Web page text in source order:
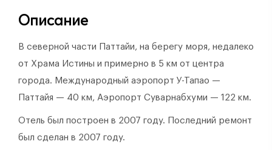
Описание
В северной части Паттайи, на берегу моря, недалеко
от Храма Истины и примерно в 5 км от центра
города. Международный аэропорт У-Тапао —
Паттайя — 40 км, Аэропорт Суварнабхуми — 122 км.
Отель был построен в 2007 году. Последний ремонт
был сделан в 2007 году.